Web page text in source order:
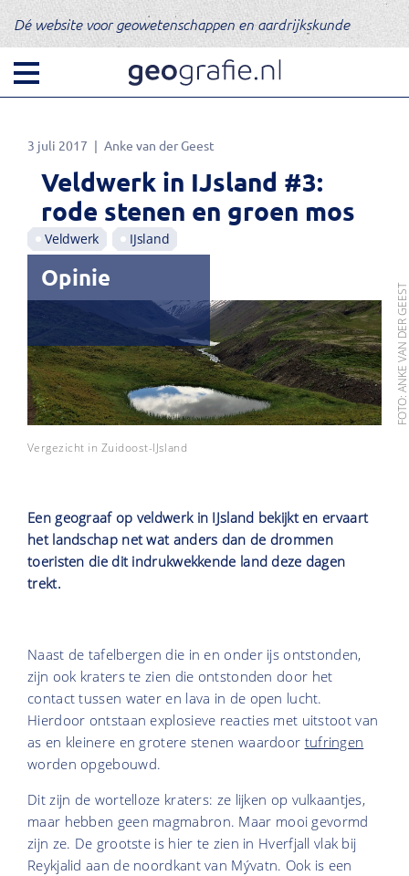
Dé website voor geowetenschappen en aardrijkskunde
3 juli 2017 Anke van der Geest
Veldwerk in IJsland #3:
rode stenen en groen mos
Veldwerk IJsland
Opinie
FOTO: ANKE VAN DER GEEST
Vergezicht in Zuidoost-IJsland
Een geograaf op veldwerk in IJsland bekijkt en ervaart
het landschap net wat anders dan de drommen
toeristen die dit indrukwekkende land deze dagen
trekt.
Naast de tafelbergen die in en onder ijs ontstonden,
zijn ook kraters te zien die ontstonden door het
contact tussen water en lava in de open lucht.
Hierdoor ontstaan explosieve reacties met uitstoot van
as en kleinere en grotere stenen waardoor tufringen
worden opgebouwd.
Dit zijn de wortelloze kraters: ze lijken op vulkaantjes,
maar hebben geen magmabron. Maar mooi gevormd
zijn ze. De grootste is hier te zien in Hverfjall vlak bij
Reykjalid aan de noordkant van Mývatn. Ook is een